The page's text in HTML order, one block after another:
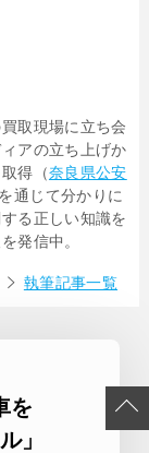
取現場に立ち会
アの立ち上げか
得（奈良県公安
通じて分かりに
る正しい知識を
発信中。
執筆記事一覧
を
」